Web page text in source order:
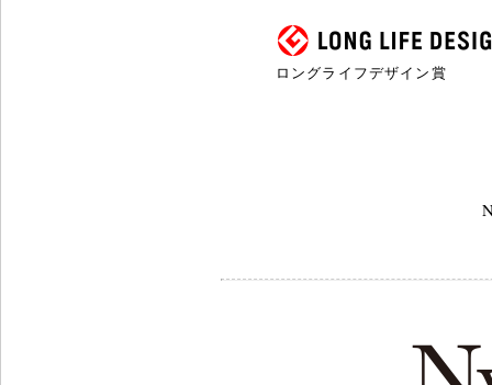
ロングライフデザイン賞